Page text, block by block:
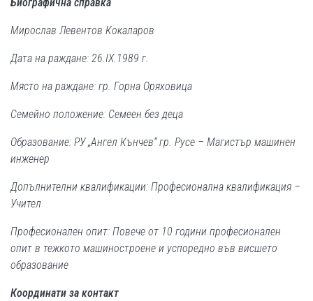
Биографична справка
Мирослав Левентов Кокаларов
Дата на раждане: 26.IX. 1989 г.
Място на раждане: гр. Горна Оряховица
Семейно положение: Семеен без деца
Образование: РУ „Ангел Кънчев“ гр. Русе – Магистър машинен
инженер
Допълнителни квалификации: Професионална квалификация –
Учител
Професионален опит: Повече от 10 години професионален
опит в тежкото машиностроене и успоредно във висшето
образование
Координати за контакт